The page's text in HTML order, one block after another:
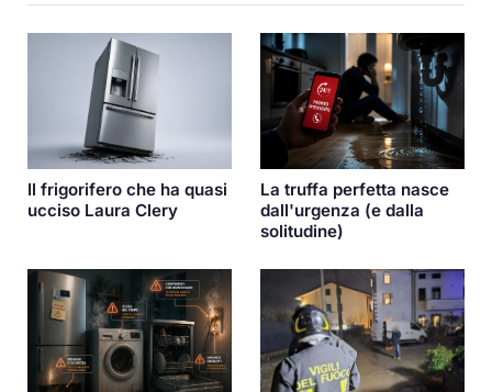
Il frigorifero che ha quasi
ucciso Laura Clery
La truffa perfetta nasce
dall'urgenza (e dalla
solitudine)